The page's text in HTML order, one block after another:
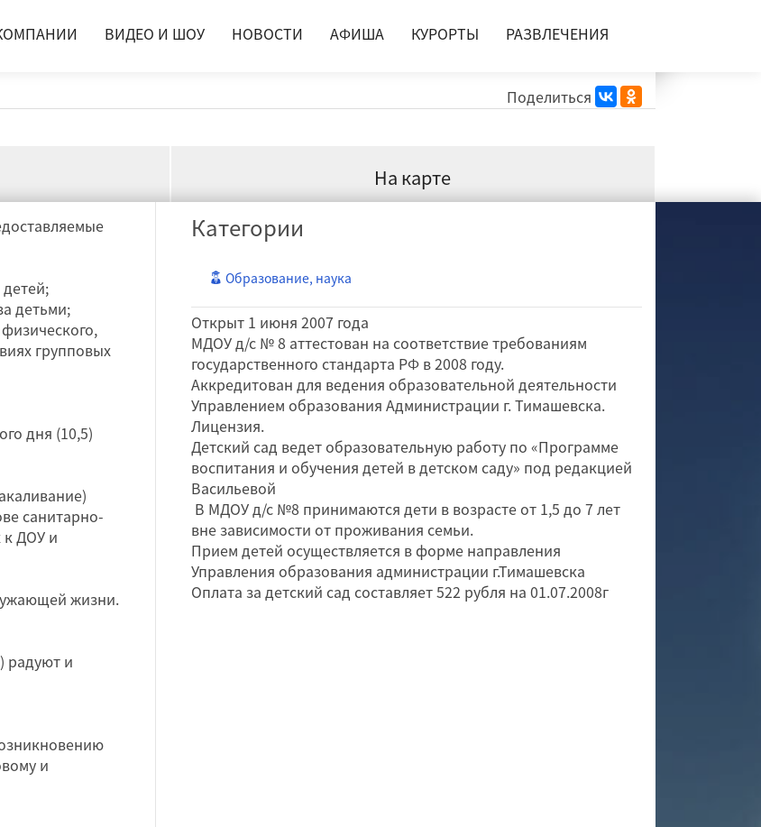
ВИДЕО И ШОУ НОВОСТИ АФИША КУРОРТЫ РАЗВЛЕЧЕНИЯ
Поделиться
На карте
детьми;
групповых
дня (10,5)
санитарно-
ДОУ и
жизни.
радуют и
и
Категории
Образование, наука
Открыт 1 июня 2007 года
МДОУ д/с № 8 аттестован на соответствие требованиям
государственного стандарта РФ в 2008 году.
Аккредитован для ведения образовательной деятельности
Управлением образования Администрации г. Тимашевска.
Лицензия.
Детский сад ведет образовательную работу по «Программе
воспитания и обучения детей в детском саду» под редакцией
Васильевой
В МДОУ д/с №8 принимаются дети в возрасте от 1,5 до 7 лет
вне зависимости от проживания семьи.
Прием детей осуществляется в форме направления
Управления образования администрации г.Тимашевска
Оплата за детский сад составляет 522 рубля на 01.07.2008г